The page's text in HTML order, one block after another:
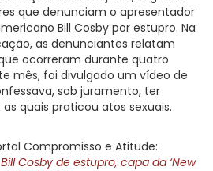
que denunciam o apresentador
Bill Cosby por estupro. Na
as denunciantes relatam
ocorreram durante quatro
mês, foi divulgado um vídeo de
sob juramento, ter
quais praticou atos sexuais.
Compromisso e Atitude:
Cosby de estupro, capa da ‘New